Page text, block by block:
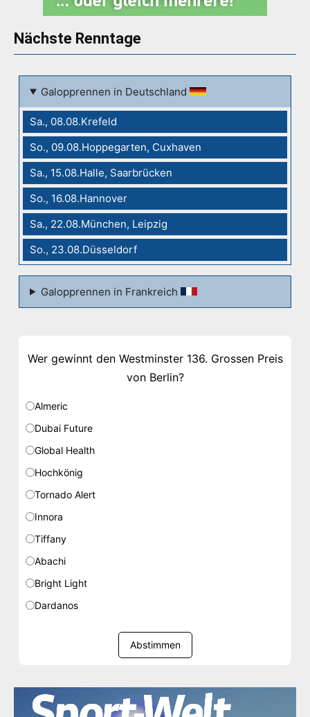
Nächste Renntage
Galopprennen in Deutschland
Sa., 08.08.Krefeld
So., 09.08.Hoppegarten, Cuxhaven
Sa., 15.08.Halle, Saarbrücken
So., 16.08.Hannover
Sa., 22.08.München, Leipzig
So., 23.08.Düsseldorf
Galopprennen in Frankreich
Wer gewinnt den Westminster 136. Grossen Preis
von Berlin?
Almeric
Dubai Future
Global Health
Hochkönig
Tornado Alert
Innora
Tiffany
Abachi
Bright Light
Dardanos
Abstimmen